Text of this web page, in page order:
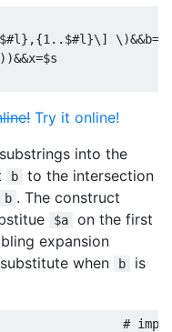
$#l},{1..$#l}\]
Try it online!
into the
b
to the intersection
b . The construct
$a
on the first
expansion
when b
is
#